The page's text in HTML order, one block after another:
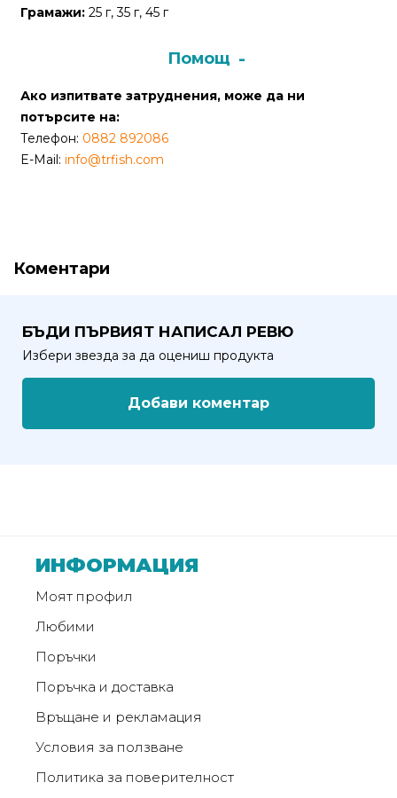
Политика
Политика
за
използване
на
©
права
запазени.
Интернет
и
Грамажи: 25 г, 35 г, 45 г
Помощ
Ако изпитвате затруднения, може да ни
потърсите на:
Телефон: 0882 892086
E-Mail: info@trfish.com
Коментари
БЪДИ ПЪРВИЯТ НАПИСАЛ РЕВЮ
Избери звезда за да оцениш продукта
Добави коментар
ИНФОРМАЦИЯ
Моят профил
Любими
Поръчки
Поръчка и доставка
Връщане и рекламация
Условия за ползване
Политика за поверителност